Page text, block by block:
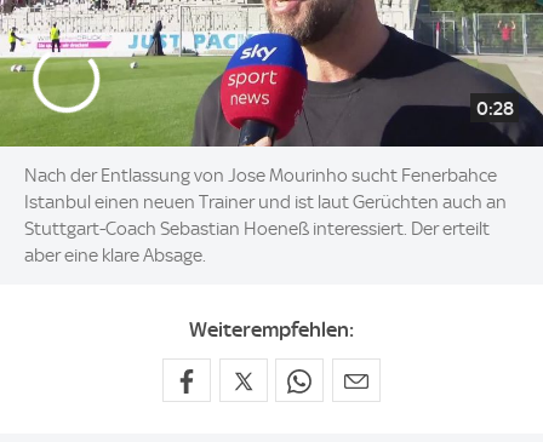
0:28
Nach der Entlassung von Jose Mourinho sucht Fenerbahce
Istanbul einen neuen Trainer und ist laut Gerüchten auch an
Stuttgart-Coach Sebastian Hoeneß interessiert. Der erteilt
aber eine klare Absage.
Weiterempfehlen: